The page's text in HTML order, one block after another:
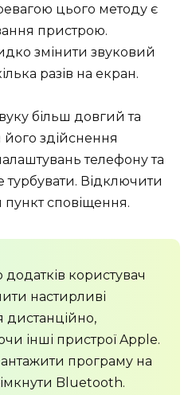
цього методу є
пристрою.
змінити звуковий
разів на екран.
більш довгий та
здійснення
телефону та
турбувати. Відключити
пункт сповіщення.
користувач
настирливі
дистанційно,
інші пристрої Apple.
програму на
Bluetooth.